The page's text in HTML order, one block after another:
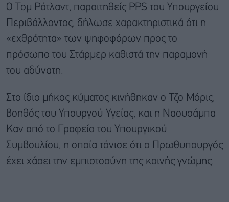
Ο Τομ Ράτλαντ, παραιτηθείς PPS του Υπουργείου
Περιβάλλοντος, δήλωσε χαρακτηριστικά ότι η
«εχθρότητα» των ψηφοφόρων προς το
πρόσωπο του Στάρμερ καθιστά την παραμονή
του αδύνατη.
Στο ίδιο μήκος κύματος κινήθηκαν ο Τζο Μόρις,
βοηθός του Υπουργού Υγείας, και η Ναουσάμπα
Καν από το Γραφείο του Υπουργικού
Συμβουλίου, η οποία τόνισε ότι ο Πρωθυπουργός
έχει χάσει την εμπιστοσύνη της κοινής γνώμης.